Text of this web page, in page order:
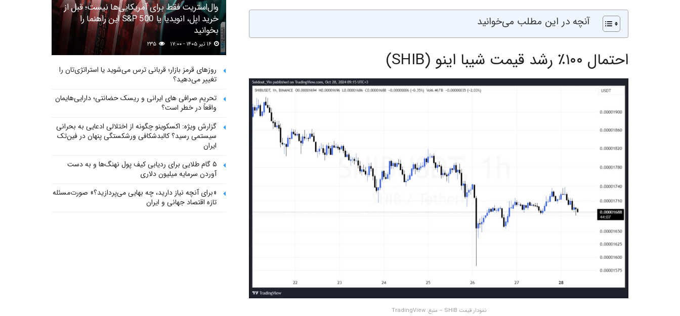
آنچه در این مطلب می‌خوانید
احتمال ۱۰۰٪ رشد قیمت شیبا اینو (SHIB)
نمودار قیمت SHIB – منبع: TradingView
وال‌استریت فقط برای آمریکایی‌ها نیست؛ قبل از
خرید اپل، انویدیا یا S&P 500 این راهنما را
بخوانید
روزهای قرمز بازار؛ قربانی ترس می‌شوید یا استراتژی‌تان را
تغییر می‌دهید؟
تحریم صرافی های ایرانی و ریسک حضانتی؛ دارایی‌هایمان
واقعاً در خطر است؟
گزارش ویژه: اکسکوینو چگونه از اختلالی ادعایی به بحرانی
سیستمی رسید؟ کالبدشکافی ورشکستگی پنهان در فین‌تک
ایران
۵ گام طلایی برای ردیابی کیف پول‌ نهنگ‌ها و به دست
آوردن سرمایه میلیون دلاری
«برای آنچه نیاز دارید، چه بهایی می‌پردازید؟» صورت‌مسئله
تازه اقتصاد جهانی و ایران